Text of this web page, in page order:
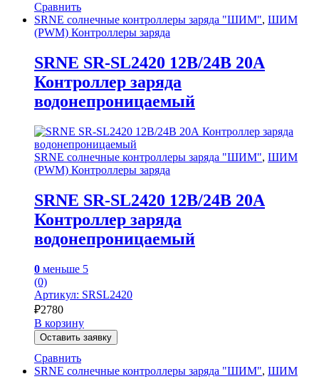
Сравнить
SRNE солнечные контроллеры заряда "ШИМ", ШИМ
(PWM) Контроллеры заряда
SRNE SR-SL2420 12В/24В 20А
Контроллер заряда
водонепроницаемый
SRNE солнечные контроллеры заряда "ШИМ", ШИМ
(PWM) Контроллеры заряда
SRNE SR-SL2420 12В/24В 20А
Контроллер заряда
водонепроницаемый
0 меньше 5
(0)
Артикул: SRSL2420
₽2780
В корзину
Оставить заявку
Сравнить
SRNE солнечные контроллеры заряда "ШИМ", ШИМ